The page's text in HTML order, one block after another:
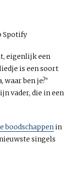
Spotify
eigenlijk een
is een soort
waar ben je?’
vader, die in een
boodschappenin
singels